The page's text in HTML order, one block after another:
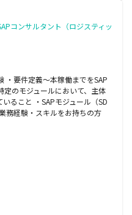
コンサルタント（ロジスティッ
要件定義～本稼働までをSAP
のモジュールにおいて、主体
ること ・SAPモジュール（SD
務経験・スキルをお持ちの方